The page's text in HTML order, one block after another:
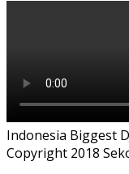
Indonesia Biggest
Copyright 2018